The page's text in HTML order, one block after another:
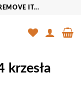
IT...
krzesła